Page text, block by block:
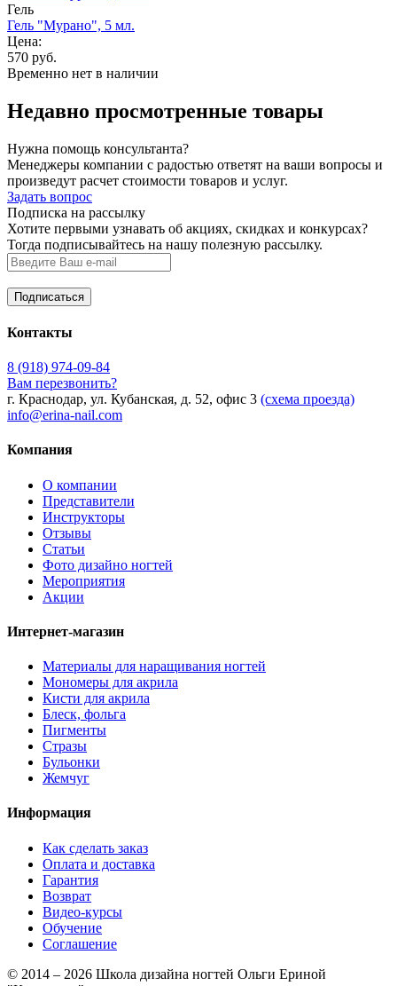
Гель
Гель "Мурано", 5 мл.
Цена:
570 руб.
Временно нет в наличии
Недавно просмотренные товары
Нужна помощь консультанта?
Менеджеры компании с радостью ответят на ваши вопросы и
произведут расчет стоимости товаров и услуг.
Задать вопрос
Подписка на рассылку
Хотите первыми узнавать об акциях, скидках и конкурсах?
Тогда подписывайтесь на нашу полезную рассылку.
Контакты
8 (918) 974-09-84
Вам перезвонить?
г. Краснодар, ул. Кубанская, д. 52, офис 3 (схема проезда)
info@erina-nail.com
Компания
О компании
Представители
Инструкторы
Отзывы
Статьи
Фото дизайно ногтей
Мероприятия
Акции
Интернет-магазин
Материалы для наращивания ногтей
Мономеры для акрила
Кисти для акрила
Блеск, фольга
Пигменты
Стразы
Бульонки
Жемчуг
Информация
Как сделать заказ
Оплата и доставка
Гарантия
Возврат
Видео-курсы
Обучение
Соглашение
© 2014 – 2026 Школа дизайна ногтей Ольги Ериной